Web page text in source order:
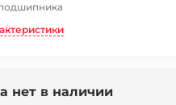
нет в наличии